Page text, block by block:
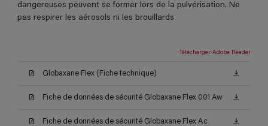
dangereuses peuvent se former lors de la pulvérisation. Ne
pas respirer les aérosols ni les brouillards
Télécharger Adobe Reader
Globaxane Flex (Fiche technique)
Fiche de données de sécurité Globaxane Flex 001 Aw
Fiche de données de sécurité Globaxane Flex Ac